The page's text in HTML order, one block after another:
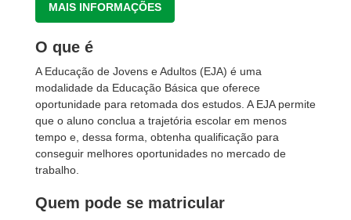
MAIS INFORMAÇÕES
O que é
A Educação de Jovens e Adultos (EJA) é uma
modalidade da Educação Básica que oferece
oportunidade para retomada dos estudos. A EJA permite
que o aluno conclua a trajetória escolar em menos
tempo e, dessa forma, obtenha qualificação para
conseguir melhores oportunidades no mercado de
trabalho.
Quem pode se matricular